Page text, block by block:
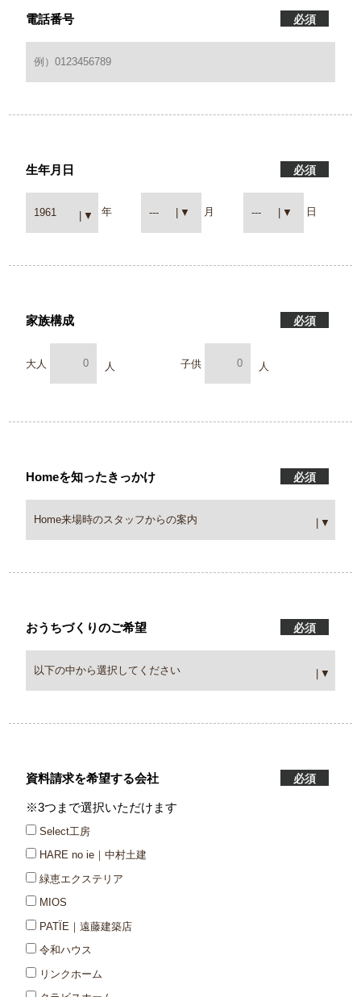
電話番号 必須
生年月日 必須
家族構成 必須
大人 子供
Homeを知ったきっかけ 必須
おうちづくりのご希望 必須
資料請求を希望する会社
※3つまで選択いただけます
必須
Select工房
HARE no ie｜中村土建
緑恵エクステリア
MIOS
PATÏE｜遠藤建築店
令和ハウス
リンクホーム